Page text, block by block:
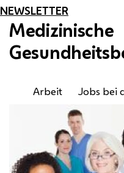
NEWSLETTER
Medizinische
Arbeit Jobs bei